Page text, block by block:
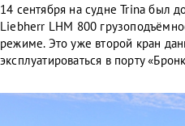
14 сентября на судне Trina был
Liebherr LHM 800
режиме. Это уже второй кран
эксплуатироваться в порту